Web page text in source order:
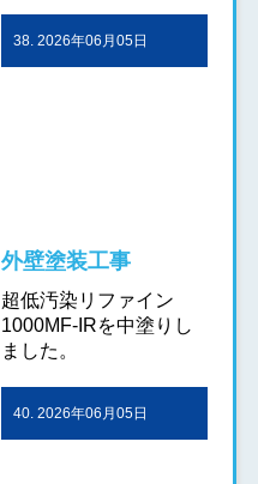
38. 2026年06月05日
外壁塗装工事
超低汚染リファイン
1000MF-IRを中塗りし
ました。
40. 2026年06月05日